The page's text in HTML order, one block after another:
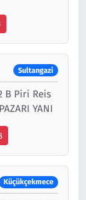
Sultangazi
B Piri Reis
YANI
Küçükçekmece